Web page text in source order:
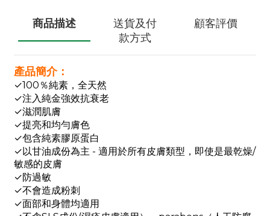
商品描述
送貨及付
款方式
顧客評價
產品簡介：
✓100％純素，全天然
✓注入純金強效抗衰老
✓滋潤肌膚
✓提亮和均勻膚色
✓包含純素膠原蛋白
✓以甘油成份為主 - 適用於所有皮膚類型，即使是最乾燥/
敏感的皮膚
✓防過敏
✓不會造成粉刺
✓面部和身體均適用